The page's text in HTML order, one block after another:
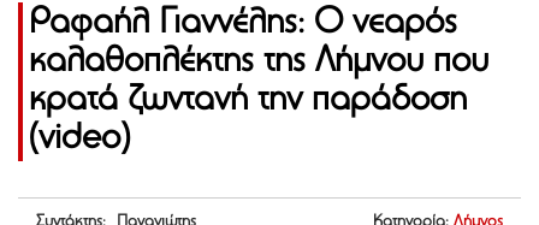
Ραφαήλ Γιαννέλης: Ο νεαρός
καλαθοπλέκτης της Λήμνου που
κρατά ζωντανή την παράδοση
(video)